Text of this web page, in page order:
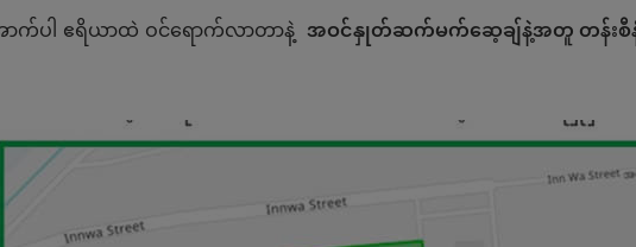
ာက်ပါ ဧရိယာထဲ ဝင်ရောက်လာတာနဲ့ အဝင်နှုတ်ဆက်မက်ဆေ့ချ်နဲ့အတူ တန်းစီ